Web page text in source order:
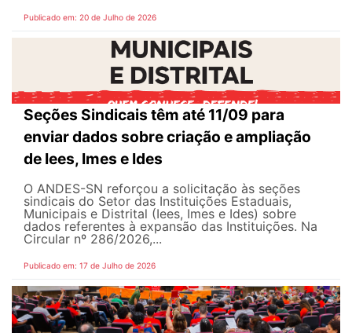
Publicado em: 20 de Julho de 2026
Seções Sindicais têm até 11/09 para
enviar dados sobre criação e ampliação
de Iees, Imes e Ides
O ANDES-SN reforçou a solicitação às seções
sindicais do Setor das Instituições Estaduais,
Municipais e Distrital (Iees, Imes e Ides) sobre
dados referentes à expansão das Instituições. Na
Circular nº 286/2026,...
Publicado em: 17 de Julho de 2026